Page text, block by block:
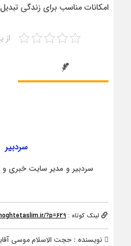
امکانات مناسب برای زندگی
از
سردبیر
سردبیر و مدیر سایت خبری و
لینک کوتاه : ?p=629
نویسنده : حجت الاسلام موسی